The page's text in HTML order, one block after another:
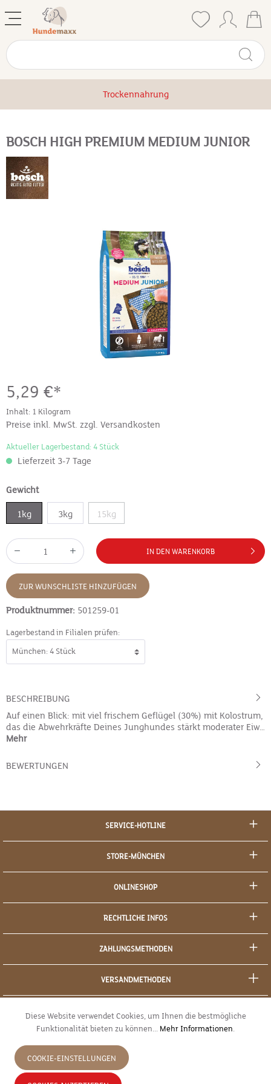
Trockennahrung
BOSCH HIGH PREMIUM MEDIUM JUNIOR
5,29 €*
Inhalt: 1 Kilogram
Preise inkl. MwSt. zzgl. Versandkosten
Aktueller Lagerbestand: 4 Stück
Lieferzeit 3-7 Tage
Gewicht
1kg 3kg 15kg
IN DEN WARENKORB
ZUR WUNSCHLISTE HINZUFÜGEN
Produktnummer: 501259-01
Lagerbestand in Filialen prüfen:
BESCHREIBUNG
Auf einen Blick: mit viel frischem Geflügel (30%) mit Kolostrum,
das die Abwehrkräfte Deines Junghundes stärkt moderater Eiw…
Mehr
BEWERTUNGEN
SERVICE-HOTLINE
STORE-MÜNCHEN
ONLINESHOP
RECHTLICHE INFOS
ZAHLUNGSMETHODEN
VERSANDMETHODEN
JETZT WIDERRUFEN
Diese Website verwendet Cookies, um Ihnen die bestmögliche
Funktionalität bieten zu können... Mehr Informationen.
COOKIE-EINSTELLUNGEN